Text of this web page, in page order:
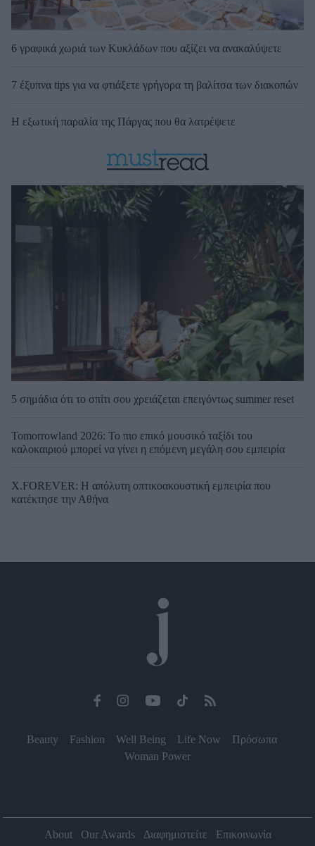
6 γραφικά χωριά των Κυκλάδων που αξίζει να ανακαλύψετε
7 έξυπνα tips για να φτιάξετε γρήγορα τη βαλίτσα των διακοπών
Η εξωτική παραλία της Πάργας που θα λατρέψετε
5 σημάδια ότι το σπίτι σου χρειάζεται επειγόντως summer reset
Tomorrowland 2026: Το πιο επικό μουσικό ταξίδι του
καλοκαιριού μπορεί να γίνει η επόμενη μεγάλη σου εμπειρία
X.FOREVER: Η απόλυτη οπτικοακουστική εμπειρία που
κατέκτησε την Αθήνα
Beauty Fashion Well Being Life Now
Πρόσωπα
Woman Power
About Our Awards Διαφημιστείτε
Επικοινωνία